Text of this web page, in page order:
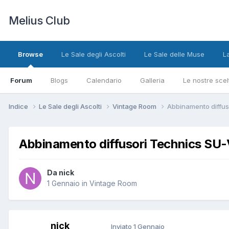
Melius Club
Browse
Forum Blogs Calendario Galleria Le nostre
Le Sale degli Ascolti Le Sale delle Muse
Indice Le Sale degli Ascolti Vintage Room Abbinamento
Abbinamento diffusori Technics
Da nick
1 Gennaio in Vintage Room
nick Inviato 1 Gennaio